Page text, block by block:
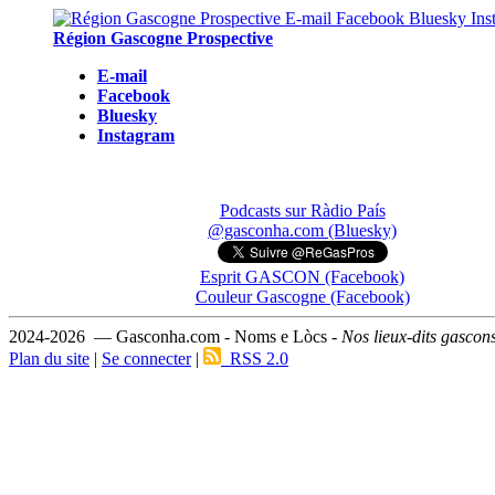
Région Gascogne Prospective
E-mail
Facebook
Bluesky
Instagram
Podcasts sur Ràdio País
@gasconha.com (Bluesky)
Esprit GASCON (Facebook)
Couleur Gascogne (Facebook)
2024-2026 — Gasconha.com - Noms e Lòcs - Nos lieux-dits
Plan du site | Se connecter| RSS 2.0